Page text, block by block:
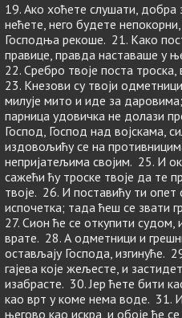
19. Ако хоћете слушати,
нећете, него будете
Господња рекоше. 21. Како
правице, правда наставаше у
22. Сребро твоје поста
23. Кнезови су твоји
милује мито и иде за
парница удовичка не долази
Господ, Господ над војскама,
издовољићу се на
непријатељима својим. 25. И
сажећи ћу троске твоје да те
твоје. 26. И поставићу ти опет
испочетка; тада ћеш се звати
27. Сион ће се откупити
врате. 28. А одметници и
остављају Господа, изгинуће.
гајева које жељесте, и
изабрасте. 30. Јер ћете бити
као врт у коме нема воде. 31.
његово као искра, и обоје ће